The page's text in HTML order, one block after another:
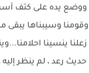
ووضع يده على كتف
وقومنا وسيبناها
ينسينا
رعد ، لم ينظر